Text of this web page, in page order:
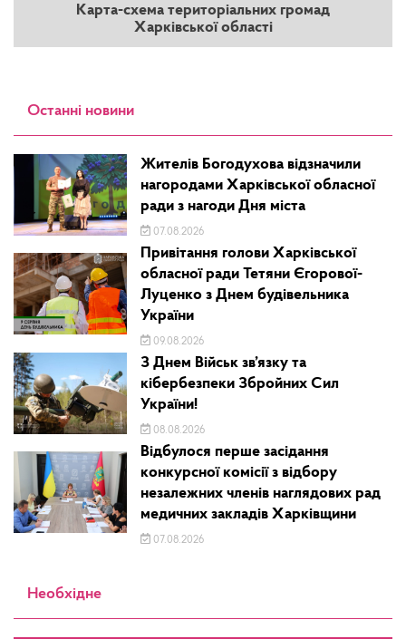
Карта-схема територіальних громад
Харківської області
Останні новини
Жителів Богодухова відзначили
нагородами Харківської обласної
ради з нагоди Дня міста
07.08.2026
Привітання голови Харківської
обласної ради Тетяни Єгорової-
Луценко з Днем будівельника
України
09.08.2026
З Днем Військ зв’язку та
кібербезпеки Збройних Сил
України!
08.08.2026
Відбулося перше засідання
конкурсної комісії з відбору
незалежних членів наглядових рад
медичних закладів Харківщини
07.08.2026
Необхідне